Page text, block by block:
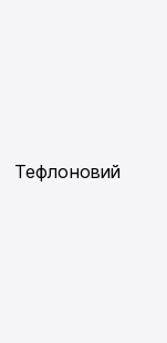
Тефлоновий